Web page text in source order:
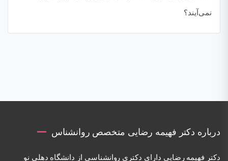
نمی‌آیند؟
درباره دکتر فهیمه رضایی متخصص روانشناس
دكتر فهيمه رضايی دارای دكتری روانشناسی از دانشگاه دهلی نو